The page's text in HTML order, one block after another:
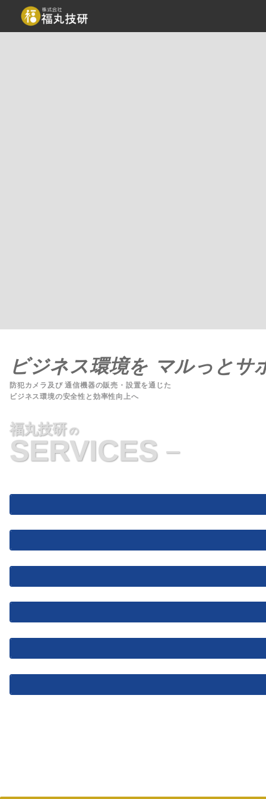
ビジネス環境を マルっとサ
防犯カメラ及び 通信機器の販売・設置を通じた
ビジネス環境の安全性と効率性向上へ
福丸技研 の
SERVICES －